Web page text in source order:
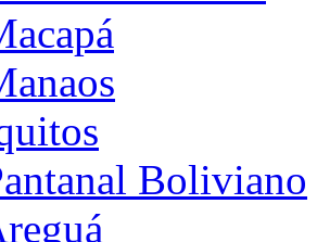
Boliviano